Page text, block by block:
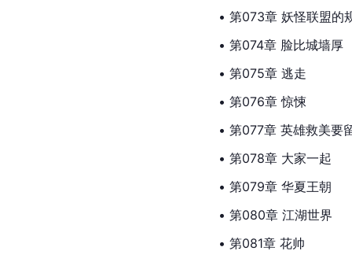
• 第073章 妖怪联盟的
• 第074章 脸比城墙厚
• 第075章 逃走
• 第076章 惊悚
• 第077章 英雄救美要
• 第078章 大家一起
• 第079章 华夏王朝
• 第080章 江湖世界
• 第081章 花帅